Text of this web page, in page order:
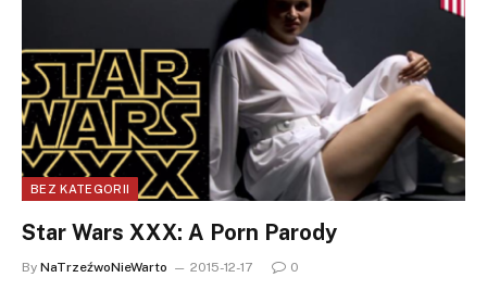
BEZ KATEGORII
Star Wars XXX: A Porn Parody
By NaTrzeźwoNieWarto 2015-12-17 0